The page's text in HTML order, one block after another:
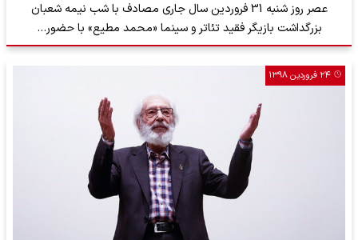
عصر روز شنبه 31 فروردین سال جاری مصادف با شب نیمه شعبان
بزرگداشت بازیگر فقید تئاتر و سینما «محمد مطیع» با حضور…
۲۴ فروردین ۱۳۹۸